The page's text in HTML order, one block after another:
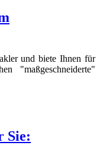
und biete Ihnen für
"maßgeschneiderte"
Sie: